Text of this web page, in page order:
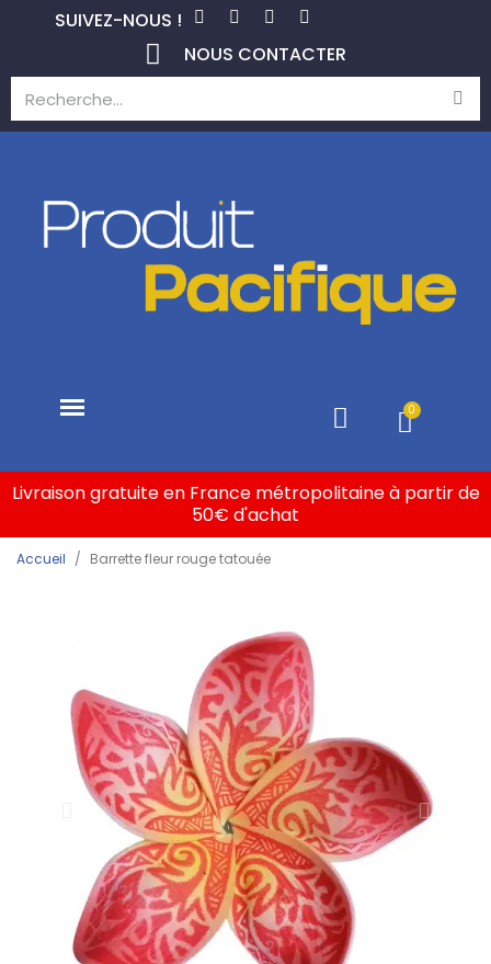
SUIVEZ-NOUS !
NOUS CONTACTER
Livraison gratuite en France métropolitaine à partir de
50€ d'achat
Accueil Barrette fleur rouge tatouée